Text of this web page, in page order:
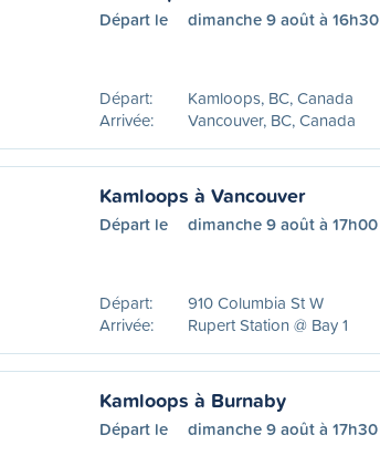
Départ le dimanche 9 août à 16h30
Départ:
Kamloops, BC, Canada
Arrivée:
Vancouver, BC, Canada
Kamloops à Vancouver
Départ le dimanche 9 août à 17h00
Départ:
910 Columbia St W
Arrivée:
Rupert Station @ Bay 1
Kamloops à Burnaby
Départ le dimanche 9 août à 17h30